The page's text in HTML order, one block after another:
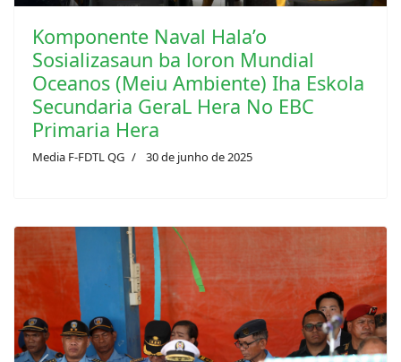
Komponente Naval Hala’o
Sosializasaun ba loron Mundial
Oceanos (Meiu Ambiente) Iha Eskola
Secundaria GeraL Hera No EBC
Primaria Hera
Media F-FDTL QG 30 de junho de 2025